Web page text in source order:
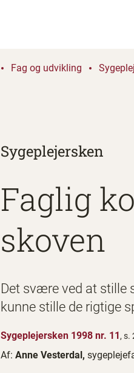
Fag og udvikling
Sygeplejersken
Faglig
skoven
Det svære ved at stille
kunne stille de rigtige
Sygeplejersken 1998 nr. 11, s.
Af: Anne Vesterdal,